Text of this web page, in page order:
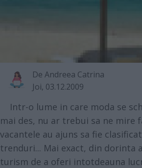
De Andreea Catrina
Joi, 03.12.2009
Intr-o lume in care moda se
mai des, nu ar trebui sa ne mire
vacantele au ajuns sa fie
trenduri... Mai exact, din dorinta
turism de a oferi intotdeauna